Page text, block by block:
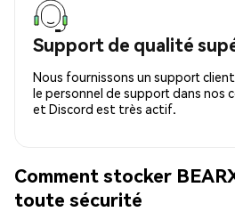
Support de qualité
Nous fournissons un support
le personnel de support dans nos
et Discord est très actif.
Comment stocker
toute sécurité